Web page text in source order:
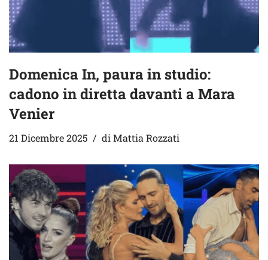
Domenica In, paura in studio:
cadono in diretta davanti a Mara
Venier
21 Dicembre 2025 di Mattia Rozzati